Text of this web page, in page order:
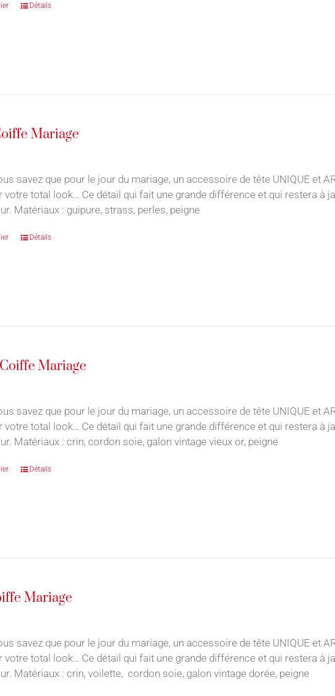
Détails
Mariage
savez que pour le jour du mariage, un accessoire de tête UNIQUE et
votre total look… Ce détail qui fait une grande différence et qui restera à
Matériaux : guipure, strass, perles, peigne
Détails
Mariage
savez que pour le jour du mariage, un accessoire de tête UNIQUE et
votre total look… Ce détail qui fait une grande différence et qui restera à
Matériaux : crin, cordon soie, galon vintage vieux or, peigne
Détails
Mariage
savez que pour le jour du mariage, un accessoire de tête UNIQUE et
votre total look… Ce détail qui fait une grande différence et qui restera à
Matériaux : crin, voilette, cordon soie, galon vintage dorée, peigne